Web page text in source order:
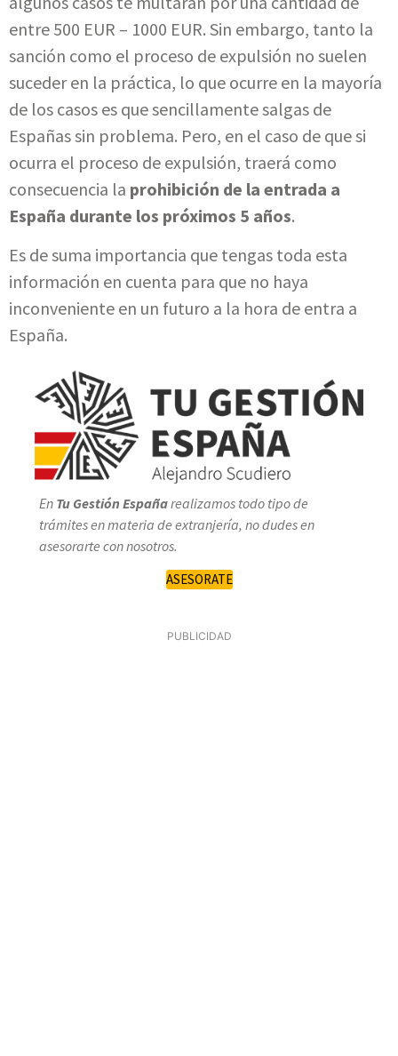
entre 500 EUR – 1000 EUR. Sin embargo, tanto la
sanción como el proceso de expulsión no suelen
suceder en la práctica, lo que ocurre en la mayoría
de los casos es que sencillamente salgas de
Españas sin problema. Pero, en el caso de que si
ocurra el proceso de expulsión, traerá como
consecuencia la prohibición de la entrada a
España durante los próximos 5 años.
Es de suma importancia que tengas toda esta
información en cuenta para que no haya
inconveniente en un futuro a la hora de entra a
España.
En Tu Gestión Españarealizamos todo tipo de
trámites en materia de extranjería, no dudes en
asesorarte con nosotros.
ASESORATE
PUBLICIDAD